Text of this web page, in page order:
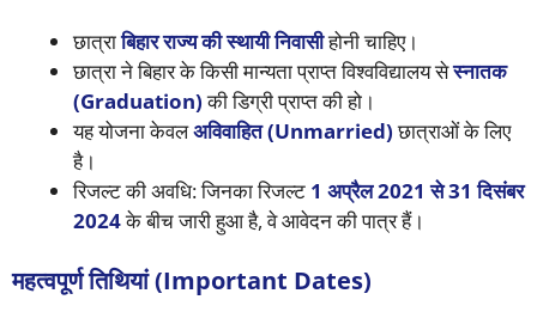
छात्राबिहार राज्य की स्थायी निवासीहोनी चाहिए।
छात्रा ने बिहार के किसी मान्यता प्राप्त विश्वविद्यालय सेस्नातक
(Graduation)की डिग्री प्राप्त की हो।
यह योजना केवलअविवाहित (Unmarried)छात्राओं के लिए
है।
रिजल्ट की अवधि: जिनका रिजल्ट 1 अप्रैल 2021 से 31 दिसंबर
2024के बीच जारी हुआ है, वे आवेदन की पात्र हैं।
महत्वपूर्ण तिथियां (Important Dates)